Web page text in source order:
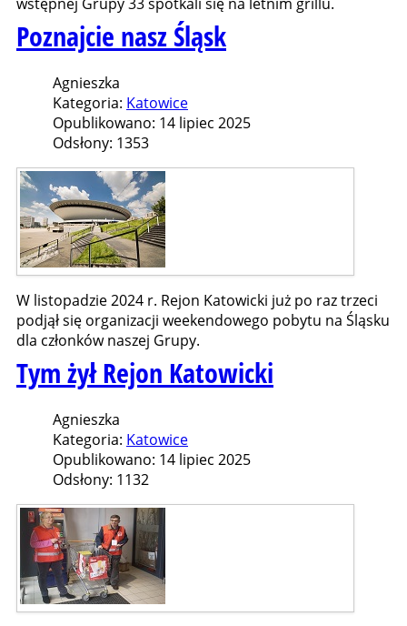
Poznajcie nasz Śląsk
Agnieszka
Kategoria: Katowice
Opublikowano: 14 lipiec 2025
Odsłony: 1353
W listopadzie 2024 r. Rejon Katowicki już po raz trzeci
podjął się organizacji weekendowego pobytu na Śląsku
dla członków naszej Grupy.
Tym żył Rejon Katowicki
Agnieszka
Kategoria: Katowice
Opublikowano: 14 lipiec 2025
Odsłony: 1132